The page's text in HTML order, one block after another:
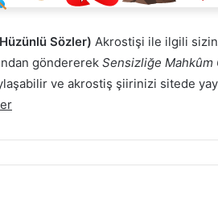
Sözler) Akrostişi ile ilgili
göndererek Sensizliğe Mahkûm
ve akrostiş şiirinizi sitede